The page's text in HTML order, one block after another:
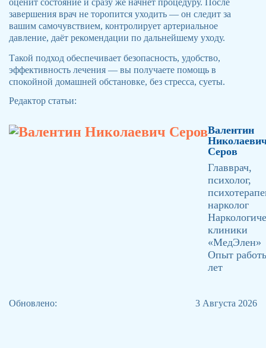
оценит состояние и сразу же начнёт процедуру. После
завершения врач не торопится уходить — он следит за
вашим самочувствием, контролирует артериальное
давление, даёт рекомендации по дальнейшему уходу.
Такой подход обеспечивает безопасность, удобство,
эффективность лечения — вы получаете помощь в
спокойной домашней обстановке, без стресса, суеты.
Редактор статьи:
Валентин
Серов
Главврач,
психолог,
нарколог
клиники
«МедЭлен»
Опыт
лет
Обновлено: 3 Августа 2026